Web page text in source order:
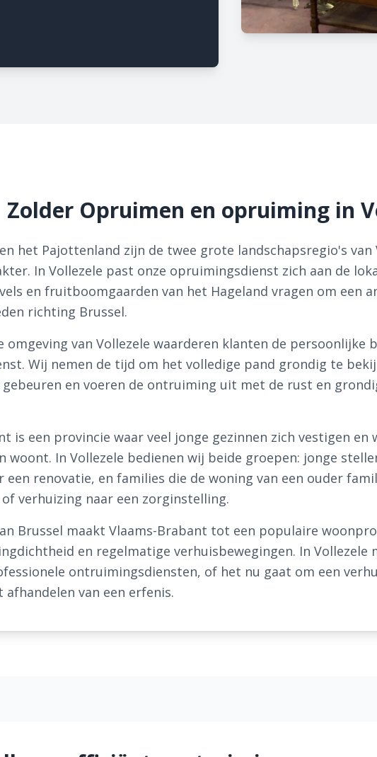
Zolder Opruimen en opruiming in
het Pajottenland zijn de twee grote landschapsregio's
In Vollezele past onze opruimingsdienst zich aan de
en fruitboomgaarden van het Hageland vragen om een
richting Brussel.
omgeving van Vollezele waarderen klanten de persoonlijke
Wij nemen de tijd om het volledige pand grondig te
en voeren de ontruiming uit met de rust en
is een provincie waar veel jonge gezinnen zich vestigen en
woont. In Vollezele bedienen wij beide groepen: jonge
een renovatie, en families die de woning van een ouder
verhuizing naar een zorginstelling.
Brussel maakt Vlaams-Brabant tot een populaire
en regelmatige verhuisbewegingen. In Vollezele
ontruimingsdiensten, of het nu gaat om een
van een erfenis.